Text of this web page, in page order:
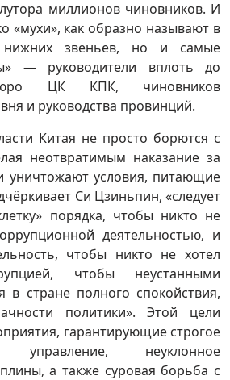
миллионов чиновников. И
«мухи», как образно называют в
нижних звеньев, но и самые
— руководители вплоть до
ЦК КПК, чиновников
и руководства провинций.
Китая не просто борются с
неотвратимым наказание за
уничтожают условия, питающие
Си Цзиньпин, «следует
порядка, чтобы никто не
деятельностью, и
чтобы никто не хотел
чтобы неустанными
в стране полного спокойствия,
политики». Этой цели
гарантирующие строгое
управление, неуклонное
а также суровая борьба с